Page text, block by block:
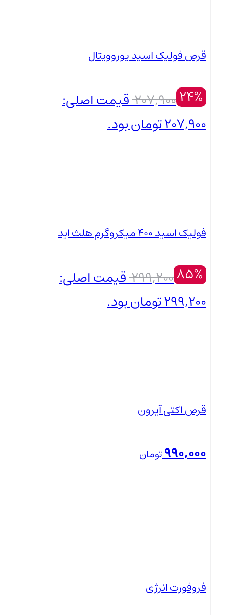
قرص فولیک اسید یوروویتال
24%
207,900 قیمت اصلی:
207,900 تومان بود.
فولیک اسید ۴۰۰ میکروگرم هلث اید
85%
299,200 قیمت اصلی:
299,200 تومان بود.
قرص اکتی آیرون
990,000تومان
فروفورت انرژی